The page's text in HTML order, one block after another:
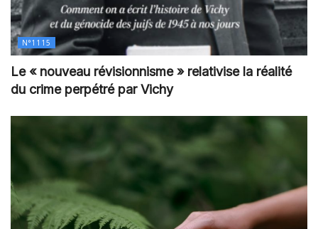
N°1115
Le « nouveau révisionnisme » relativise la réalité
du crime perpétré par Vichy